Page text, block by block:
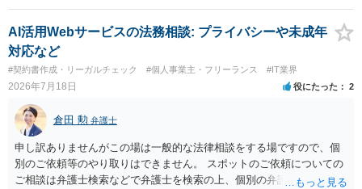
相談者様のご意見が反映されることを、お祈りしております。
AI活用Webサービスの法務相談: プライバシーや未成年
対応など
#契約書作成・リーガルチェック #個人事業主・フリーランス #IT業界
2026年7月18日 役にたった 2
倉田 勲 弁護士
申し訳ありませんがこの場は一般的な法律相談をする場ですので、個
別のご依頼等のやり取りはできません。 スポットのご依頼についての
ご相談は弁護士検索などで弁護士を検索の上、個別の弁護士にご連絡